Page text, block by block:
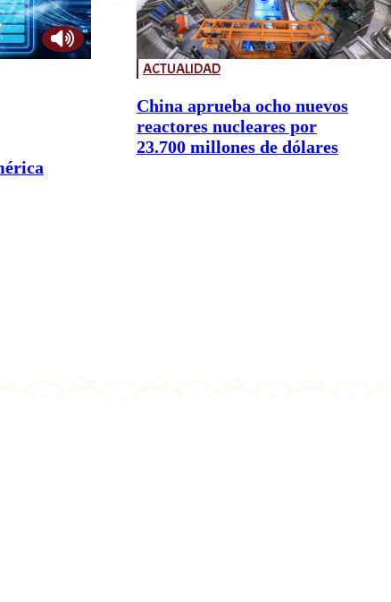
ACTUALIDAD
China aprueba ocho nuevos
reactores nucleares por
23.700 millones de dólares